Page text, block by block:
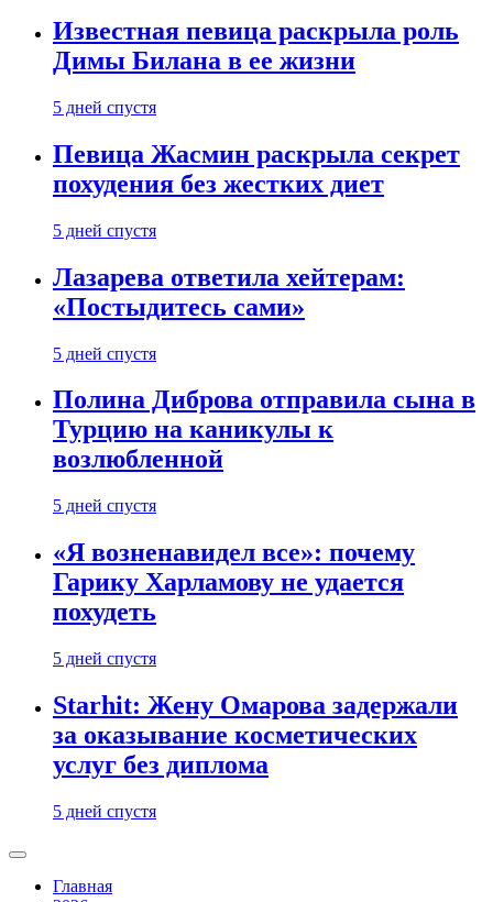
Известная певица раскрыла роль
Димы Билана в ее жизни
5 дней спустя
Певица Жасмин раскрыла секрет
похудения без жестких диет
5 дней спустя
Лазарева ответила хейтерам:
«Постыдитесь сами»
5 дней спустя
Полина Диброва отправила сына в
Турцию на каникулы к
возлюбленной
5 дней спустя
«Я возненавидел все»: почему
Гарику Харламову не удается
похудеть
5 дней спустя
Starhit: Жену Омарова задержали
за оказывание косметических
услуг без диплома
5 дней спустя
Главная